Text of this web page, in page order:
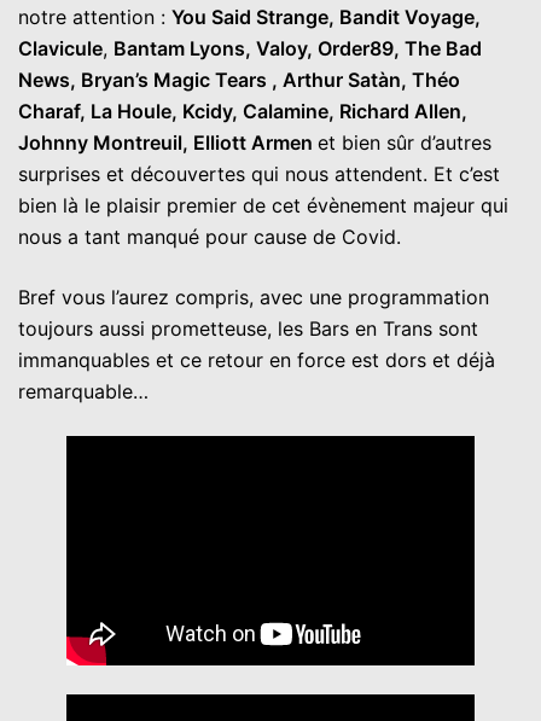
notre attention : You Said Strange, Bandit Voyage,
Clavicule, Bantam Lyons, Valoy, Order89, The Bad
News, Bryan’s Magic Tears , Arthur Satàn, Théo
Charaf, La Houle, Kcidy, Calamine, Richard Allen,
Johnny Montreuil, Elliott Armen et bien sûr d’autres
surprises et découvertes qui nous attendent. Et c’est
bien là le plaisir premier de cet évènement majeur qui
nous a tant manqué pour cause de Covid.
Bref vous l’aurez compris, avec une programmation
toujours aussi prometteuse, les Bars en Trans sont
immanquables et ce retour en force est dors et déjà
remarquable…